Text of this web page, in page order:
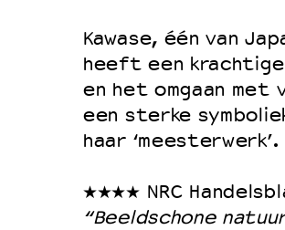
Kawase, één van
heeft een
en het omgaan met
een sterke
haar ‘meesterwerk’.
★★★★ NRC
“Beeldschone